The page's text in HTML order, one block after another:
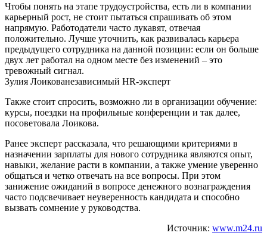
Чтобы понять на этапе трудоустройства, есть ли в компании
карьерный рост, не стоит пытаться спрашивать об этом
напрямую. Работодатели часто лукавят, отвечая
положительно. Лучше уточнить, как развивалась карьера
предыдущего сотрудника на данной позиции: если он больше
двух лет работал на одном месте без изменений – это
тревожный сигнал.
Зулия Лоикованезависимый HR-эксперт
Также стоит спросить, возможно ли в организации обучение:
курсы, поездки на профильные конференции и так далее,
посоветовала Лоикова.
Ранее эксперт рассказала, что решающими критериями в
назначении зарплаты для нового сотрудника являются опыт,
навыки, желание расти в компании, а также умение уверенно
общаться и четко отвечать на все вопросы. При этом
занижение ожиданий в вопросе денежного вознаграждения
часто подсвечивает неуверенность кандидата и способно
вызвать сомнение у руководства.
Источник: www.m24.ru